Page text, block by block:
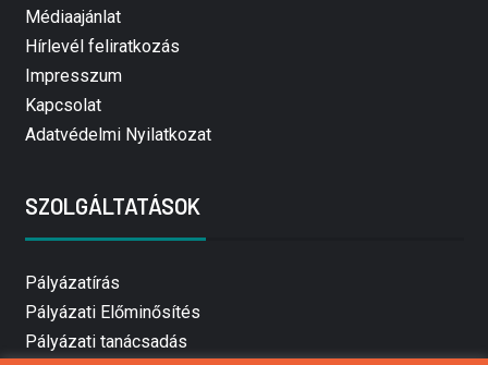
Médiaajánlat
Hírlevél feliratkozás
Impresszum
Kapcsolat
Adatvédelmi Nyilatkozat
SZOLGÁLTATÁSOK
Pályázatírás
Pályázati Előminősítés
Pályázati tanácsadás